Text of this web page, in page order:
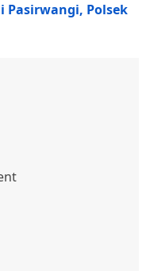
Pasirwangi, Polsek